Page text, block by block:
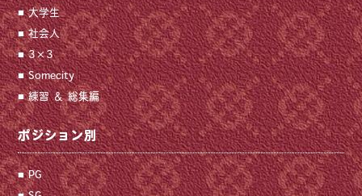
大学生
社会人
3×3
Somecity
練習 ＆ 総集編
ポジション別
PG